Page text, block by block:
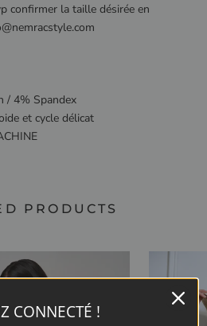
confirmer la taille désirée en
/ 4% Spandex
et cycle délicat
PRODUCTS
CONNECTÉ !